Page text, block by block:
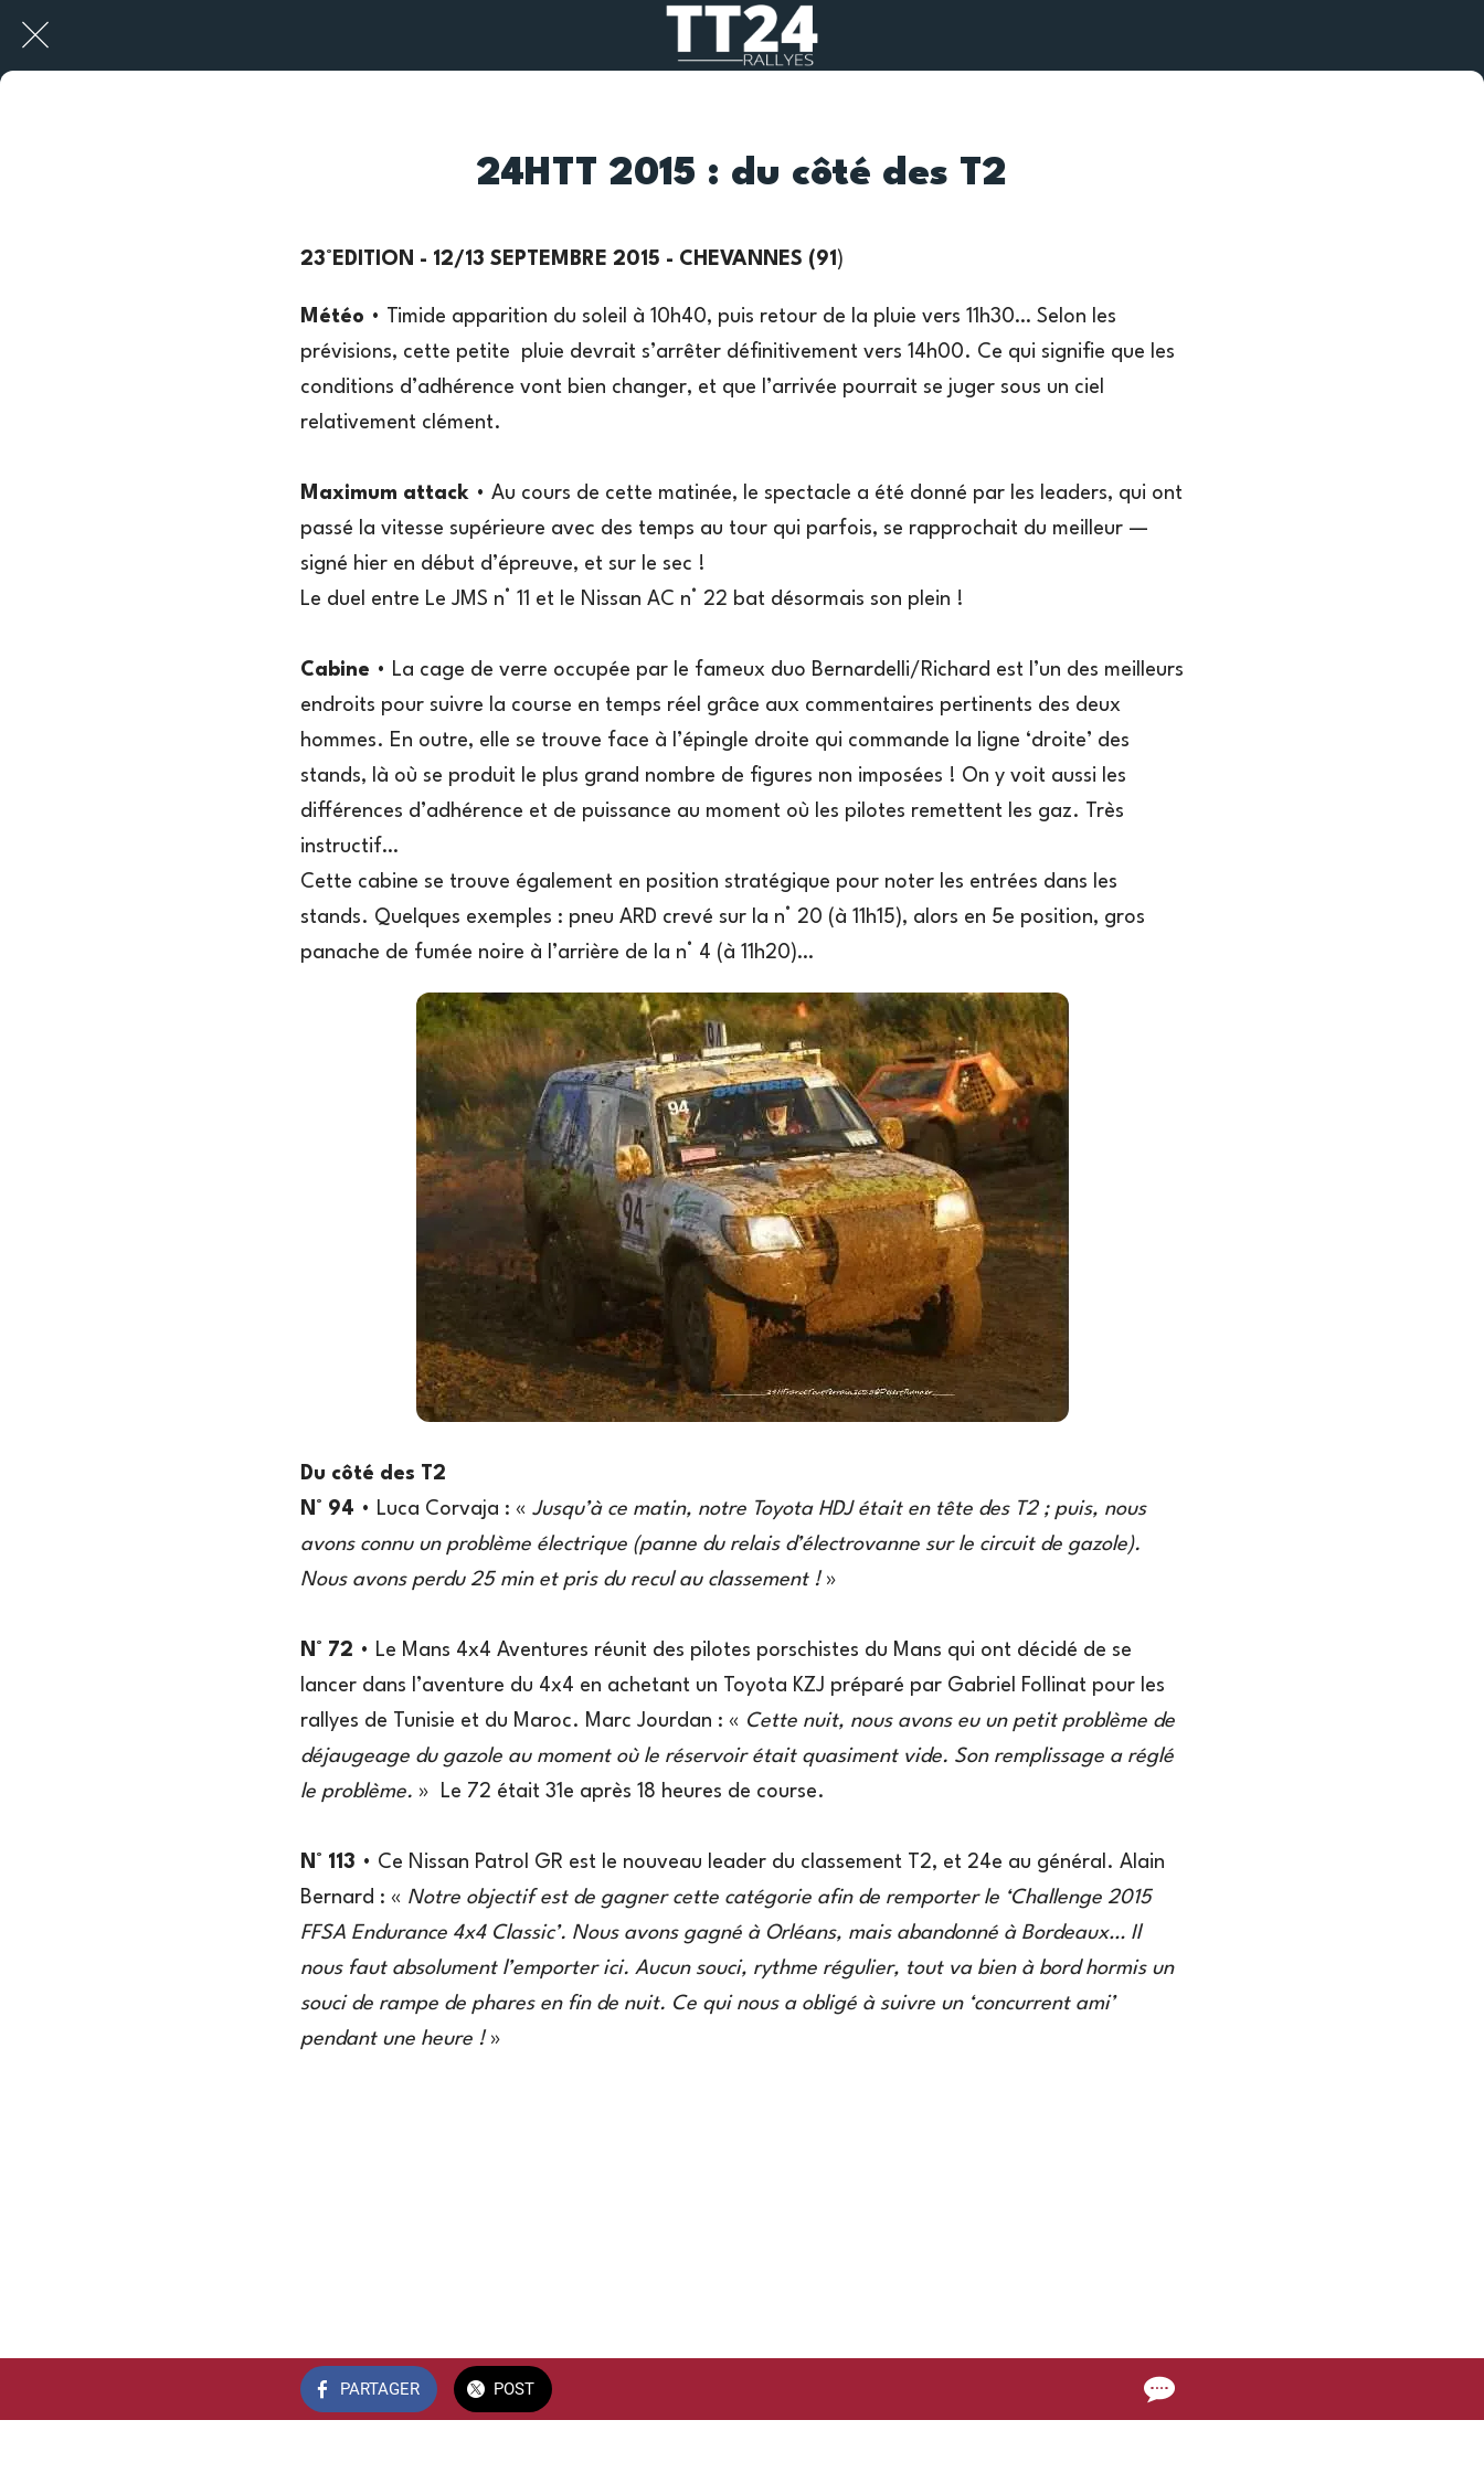
24HTT 2015 : du côté des T2
23°EDITION - 12/13 SEPTEMBRE 2015 - CHEVANNES (91 )
Météo • Timide apparition du soleil à 10h40, puis retour de la pluie vers 11h30… Selon les
prévisions, cette petite pluie devrait s’arrêter définitivement vers 14h00. Ce qui signifie que les
conditions d’adhérence vont bien changer, et que l’arrivée pourrait se juger sous un ciel
relativement clément.
Maximum attack • Au cours de cette matinée, le spectacle a été donné par les leaders, qui ont
passé la vitesse supérieure avec des temps au tour qui parfois, se rapprochait du meilleur —
signé hier en début d’épreuve, et sur le sec !
Le duel entre Le JMS n° 11 et le Nissan AC n° 22 bat désormais son plein !
Cabine • La cage de verre occupée par le fameux duo Bernardelli/Richard est l’un des meilleurs
endroits pour suivre la course en temps réel grâce aux commentaires pertinents des deux
hommes. En outre, elle se trouve face à l’épingle droite qui commande la ligne ‘droite’ des
stands, là où se produit le plus grand nombre de figures non imposées ! On y voit aussi les
différences d’adhérence et de puissance au moment où les pilotes remettent les gaz. Très
instructif…
Cette cabine se trouve également en position stratégique pour noter les entrées dans les
stands. Quelques exemples : pneu ARD crevé sur la n° 20 (à 11h15), alors en 5e position, gros
panache de fumée noire à l’arrière de la n° 4 (à 11h20)…
Du côté des T2
N° 94 • Luca Corvaja : « Jusqu’à ce matin, notre Toyota HDJ était en tête des T2 ; puis, nous
avons connu un problème électrique (panne du relais d’électrovanne sur le circuit de gazole).
Nous avons perdu 25 min et pris du recul au classement !»
N° 72 • Le Mans 4x4 Aventures réunit des pilotes porschistes du Mans qui ont décidé de se
lancer dans l’aventure du 4x4 en achetant un Toyota KZJ préparé par Gabriel Follinat pour les
rallyes de Tunisie et du Maroc. Marc Jourdan : « Cette nuit, nous avons eu un petit problème de
déjaugeage du gazole au moment où le réservoir était quasiment vide. Son remplissage a réglé
le problème. » Le 72 était 31e après 18 heures de course.
N° 113 • Ce Nissan Patrol GR est le nouveau leader du classement T2, et 24e au général. Alain
Bernard : « Notre objectif est de gagner cette catégorie afin de remporter le ‘Challenge 2015
FFSA Endurance 4x4 Classic’. Nous avons gagné à Orléans, mais abandonné à Bordeaux… Il
nous faut absolument l’emporter ici. Aucun souci, rythme régulier, tout va bien à bord hormis un
souci de rampe de phares en fin de nuit. Ce qui nous a obligé à suivre un ‘concurrent ami’
pendant une heure ! »
PARTAGER POST